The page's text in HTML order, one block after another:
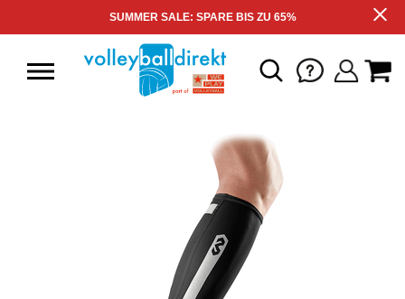
SUMMER SALE: SPARE BIS ZU 65%